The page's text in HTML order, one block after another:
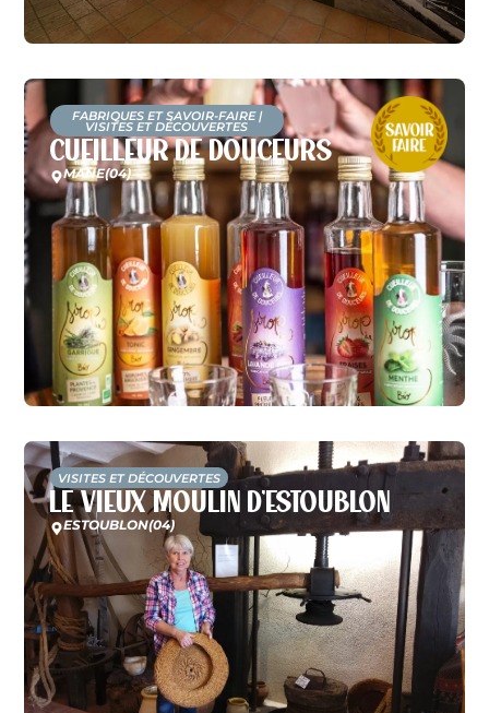
FABRIQUES ET SAVOIR-FAIRE|
VISITES ET DÉCOUVERTES
Cueilleur de Douceurs
MANE(04)
VISITES ET DÉCOUVERTES
Le Vieux Moulin d’Estoublon
ESTOUBLON(04)